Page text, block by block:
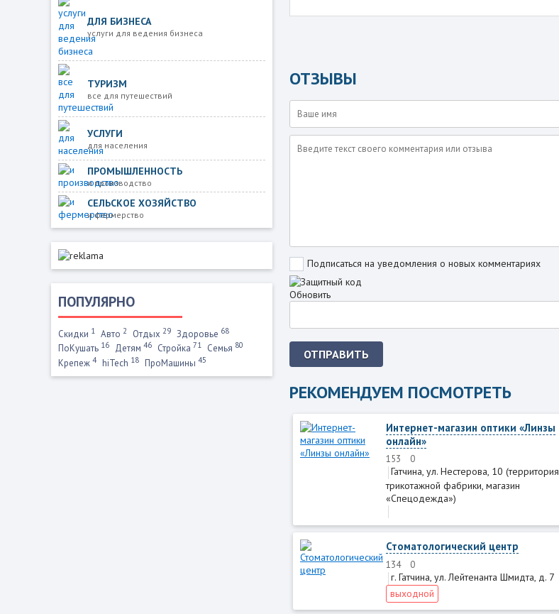
ДЛЯ БИЗНЕСА
услуги для ведения бизнеса
ТУРИЗМ
все для путешествий
УСЛУГИ
для населения
ПРОМЫШЛЕННОСТЬ
и производство
СЕЛЬСКОЕ ХОЗЯЙСТВО
и фермерство
ПОПУЛЯРНО
Скидки 1 Авто 2 Отдых 29 Здоровье 68
ПоКушать 16 Детям 46 Стройка 71 Семья 80
Крепеж 4 hiTech 18 ПроМашины 45
ОТЗЫВЫ
Подписаться на уведомления о новых комментариях
Обновить
ОТПРАВИТЬ
РЕКОМЕНДУЕМ ПОСМОТРЕТЬ
Интернет-магазин оптики «Линзы
онлайн»
153 0
Гатчина, ул. Нестерова, 10 (территория
трикотажной фабрики, магазин
«Спeцодежда»)
Стоматологический центр
134 0
г. Гатчина, ул. Лейтенанта Шмидта, д. 7
выходной